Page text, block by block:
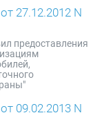
27.12.2012 N
предоставления
09.02.2013 N